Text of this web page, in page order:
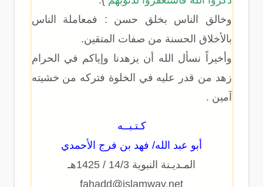
وخالق الناس بخلق حسن : فمعاملة الناس
بالأخلاق الحسنة من صفات المتقين.
وأخيراً نسأل الله أن يزهدنا وإياكم في الحرام
زهد من قدر عليه في الخلوة فتركه من خشيته
آمين .
كـتـبــه
أبو عبد الله/ فهد بن فرج الأحمدي
المـديـنة النبوية 14/3 / 1425هـ
fahadd@islamway.net